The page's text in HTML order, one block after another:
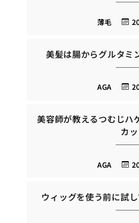
薄毛
美髪は腸からグルタミ
AGA
美容師が教えるつむじハ
カ
AGA
ウィッグを使う前に試